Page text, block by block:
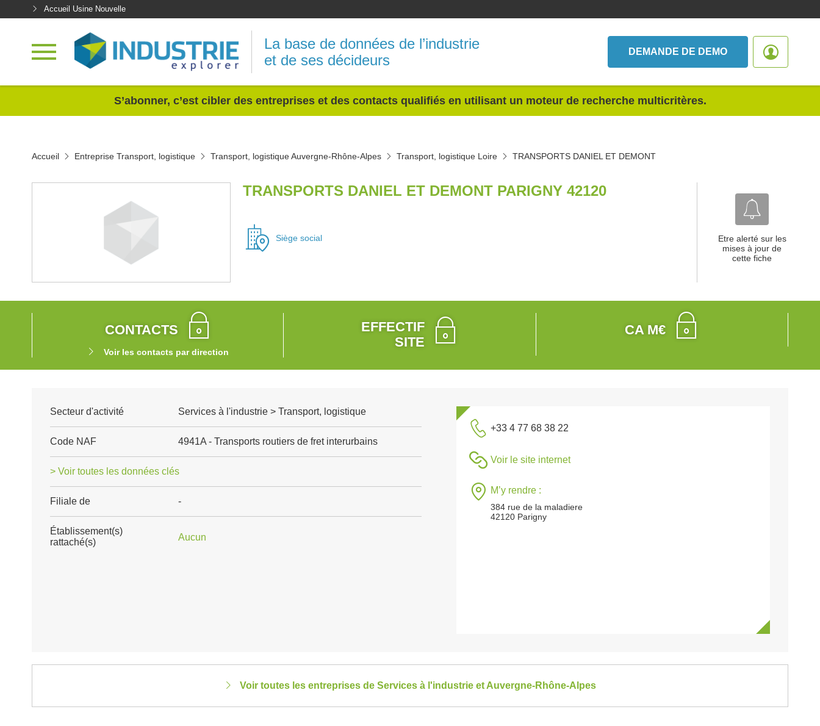
Accueil Usine Nouvelle
La base de données de l’industrie
et de ses décideurs
DEMANDE DE DEMO
S’abonner, c’est cibler des entreprises et des contacts qualifiés en utilisant un moteur de recherche multicritères.
Accueil Entreprise Transport, logistique Transport, logistique Auvergne-Rhône-Alpes Transport, logistique Loire TRANSPORTS DANIEL ET DEMONT
TRANSPORTS DANIEL ET DEMONT PARIGNY 42120
Siège social
Etre alerté sur les
mises à jour de
cette fiche
CONTACTS
Voir les contacts par direction
EFFECTIF
SITE
CA M€
Secteur d'activité Services à l'industrie > Transport, logistique
Code NAF 4941A - Transports routiers de fret interurbains
> Voir toutes les données clés
Filiale de -
Établissement(s)
rattaché(s)
Aucun
+33 4 77 68 38 22
Voir le site internet
M’y rendre :
384 rue de la maladiere
42120 Parigny
Voir toutes les entreprises de Services à l'industrie et Auvergne-Rhône-Alpes